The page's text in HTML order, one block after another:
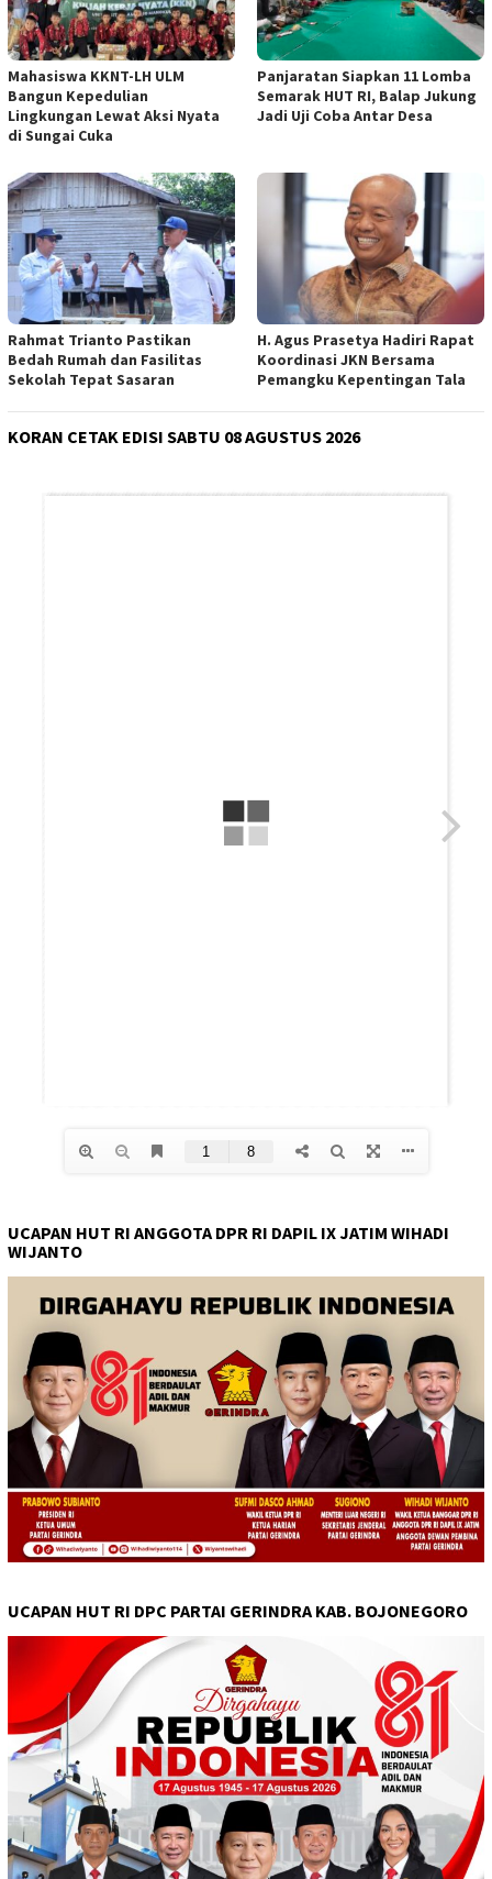
Mahasiswa KKNT-LH ULM
Bangun Kepedulian
Lingkungan Lewat Aksi Nyata
di Sungai Cuka
Panjaratan Siapkan 11 Lomba
Semarak HUT RI, Balap Jukung
Jadi Uji Coba Antar Desa
Rahmat Trianto Pastikan
Bedah Rumah dan Fasilitas
Sekolah Tepat Sasaran
H. Agus Prasetya Hadiri Rapat
Koordinasi JKN Bersama
Pemangku Kepentingan Tala
KORAN CETAK EDISI SABTU 08 AGUSTUS 2026
UCAPAN HUT RI ANGGOTA DPR RI DAPIL IX JATIM WIHADI
WIJANTO
UCAPAN HUT RI DPC PARTAI GERINDRA KAB. BOJONEGORO